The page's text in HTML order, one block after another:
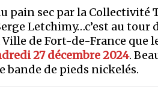
pain sec par la
Letchimy…c’est au tour
de Fort-de-France que
27 décembre 2024.
bande de pieds nickelés.